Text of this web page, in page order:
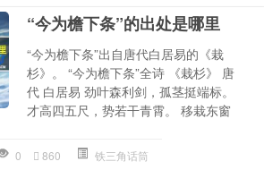
“今为檐下条”的出处是哪里
“今为檐下条”出自唐代白居易的《栽
杉》。 “今为檐下条”全诗 《栽杉》 唐
代 白居易 劲叶森利剑，孤茎挺端标。
才高四五尺，势若干青霄。 移栽东窗
0 860 铁三角话筒